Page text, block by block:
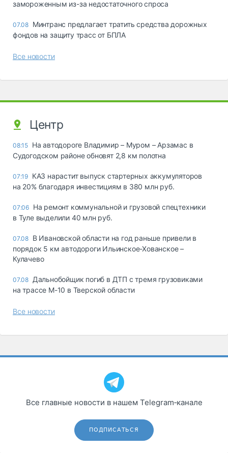
замороженным из-за недостаточного спроса
07.08 Минтранс предлагает тратить средства дорожных
фондов на защиту трасс от БПЛА
Все новости
Центр
08:15 На автодороге Владимир – Муром – Арзамас в
Судогодском районе обновят 2,8 км полотна
07:19 КАЗ нарастит выпуск стартерных аккумуляторов
на 20% благодаря инвестициям в 380 млн руб.
07:06 На ремонт коммунальной и грузовой спецтехники
в Туле выделили 40 млн руб.
07.08 В Ивановской области на год раньше привели в
порядок 5 км автодороги Ильинское-Хованское –
Кулачево
07.08 Дальнобойщик погиб в ДТП с тремя грузовиками
на трассе М-10 в Тверской области
Все новости
Все главные новости в нашем Telegram‑канале
ПОДПИСАТЬСЯ